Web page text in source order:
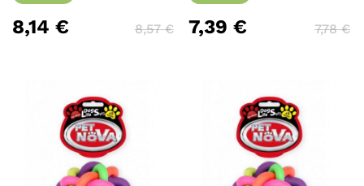
8,14 € 8,57€ 7,39€ 7,78€